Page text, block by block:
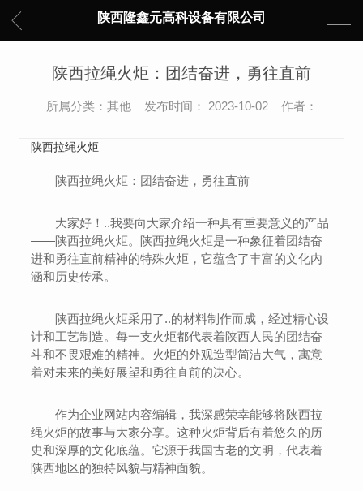
陕西隆鑫元高科设备有限公司
陕西拉绳火炬：团结奋进，勇往直前
所属分类：其他 发布时间： 2023-10-02 作者：
陕西拉绳火炬
陕西拉绳火炬：团结奋进，勇往直前
大家好！..我要向大家介绍一种具有重要意义的产品
——陕西拉绳火炬。陕西拉绳火炬是一种象征着团结奋
进和勇往直前精神的特殊火炬，它蕴含了丰富的文化内
涵和历史传承。
陕西拉绳火炬采用了..的材料制作而成，经过精心设
计和工艺制造。每一支火炬都代表着陕西人民的团结奋
斗和不畏艰难的精神。火炬的外观造型简洁大气，寓意
着对未来的美好展望和勇往直前的决心。
作为企业网站内容编辑，我深感荣幸能够将陕西拉
绳火炬的故事与大家分享。这种火炬背后有着悠久的历
史和深厚的文化底蕴。它源于我国古老的文明，代表着
陕西地区的独特风貌与精神面貌。